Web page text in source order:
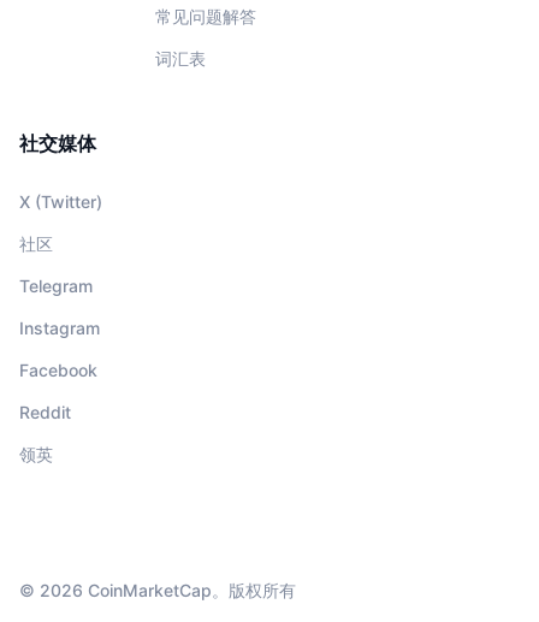
常见问题解答
词汇表
社交媒体
X (Twitter)
社区
Telegram
Instagram
Facebook
Reddit
领英
© 2026 CoinMarketCap。版权所有